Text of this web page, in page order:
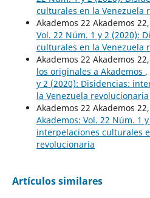
culturales en la Venezuela
Akademos 22 Akademos 22,
Vol. 22 Núm. 1 y 2 (2020):
culturales en la Venezuela
Akademos 22 Akademos 22,
los originales a Akademos ,
y 2 (2020): Disidencias:
la Venezuela revolucionaria
Akademos 22 Akademos 22,
Akademos: Vol. 22 Núm. 1
interpelaciones culturales
revolucionaria
Artículos similares